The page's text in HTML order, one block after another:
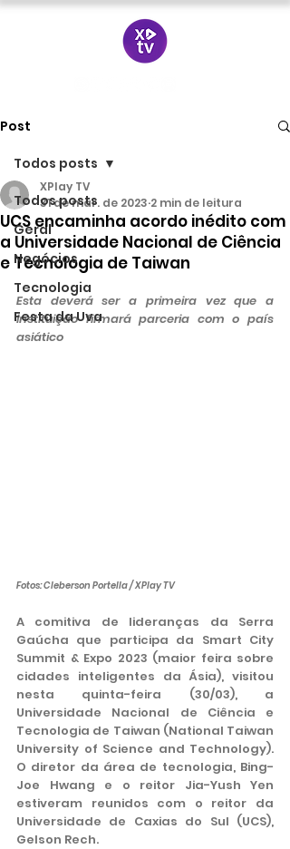
Post
Todos posts
Geral
Negócios
Tecnologia
Festa da Uva
Todos posts
UCS encaminha acordo inédito com
a Universidade Nacional de Ciência
e Tecnologia de Taiwan
XPlay TV
31 de mar. de 2023 2 min de leitura
Esta deverá ser a primeira vez que a
instituição firmará parceria com o país
asiático
Fotos: Cleberson Portella / XPlay TV
A comitiva de lideranças da Serra
Gaúcha que participa da Smart City
Summit & Expo 2023 (maior feira sobre
cidades inteligentes da Ásia), visitou
nesta quinta-feira (30/03), a
Universidade Nacional de Ciência e
Tecnologia de Taiwan (National Taiwan
University of Science and Technology).
O diretor da área de tecnologia, Bing-
Joe Hwang e o reitor Jia-Yush Yen
estiveram reunidos com o reitor da
Universidade de Caxias do Sul (UCS),
Gelson Rech.